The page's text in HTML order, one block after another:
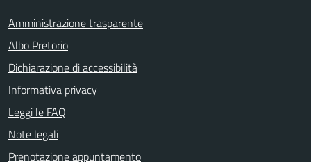
Amministrazione trasparente
Albo Pretorio
Dichiarazione di accessibilità
Informativa privacy
Leggi le FAQ
Note legali
Prenotazione appuntamento